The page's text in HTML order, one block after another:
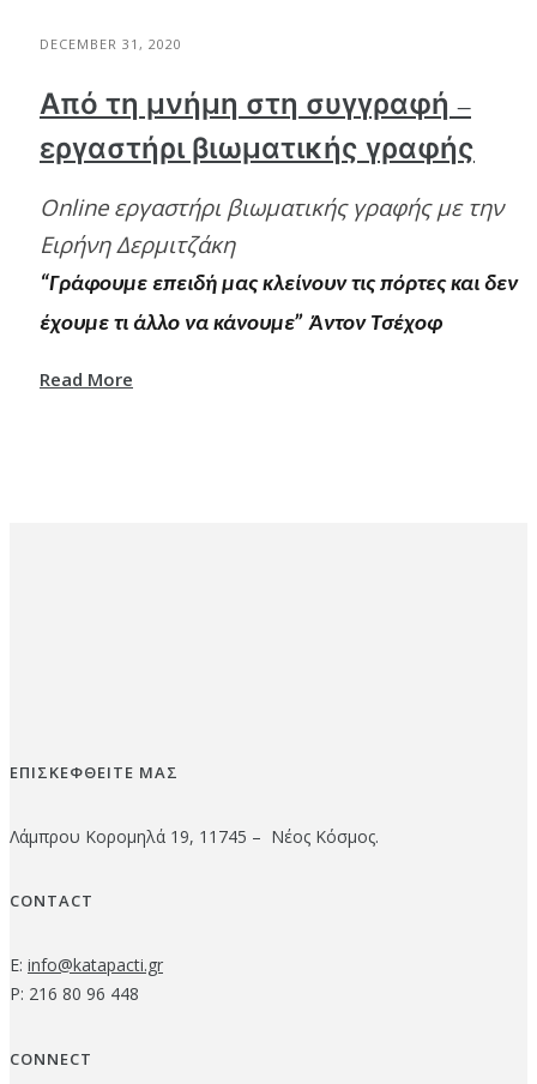
DECEMBER 31, 2020
Από τη μνήμη στη συγγραφή –
εργαστήρι βιωματικής γραφής
Online εργαστήρι βιωματικής γραφής με την
Ειρήνη Δερμιτζάκη
“Γράφουμε επειδή μας κλείνουν τις πόρτες και δεν
έχουμε τι άλλο να κάνουμε” Άντoν Τσέχοφ
Read More
ΕΠΙΣΚΕΦΘΕΙΤΕ ΜΑΣ
Λάμπρου Κορομηλά 19, 11745 – Νέος Κόσμος.
CONTACT
E: info@katapacti.gr
P: 216 80 96 448
CONNECT